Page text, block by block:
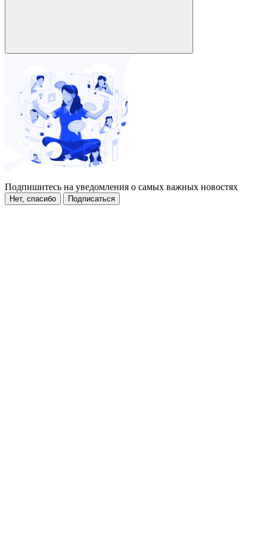
Подпишитесь на уведомления о самых важных новостях
Нет, спасибо Подписаться